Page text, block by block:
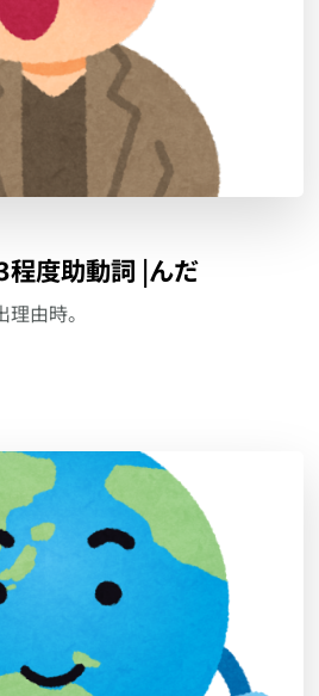
度助動詞 |んだ
由時。